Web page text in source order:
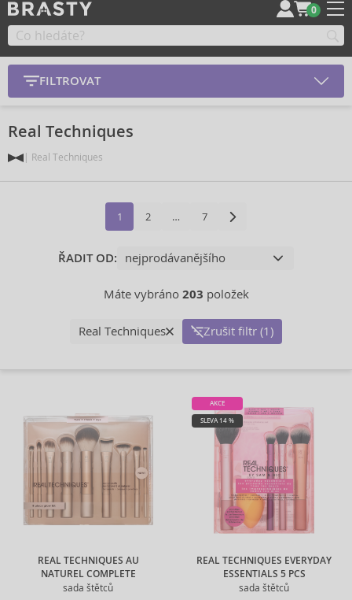
0
FILTROVAT
Real Techniques
Real Techniques
1 2 … 7
ŘADIT OD:
Máte vybráno 203 položek
Real Techniques Zrušit filtr (1)
REAL TECHNIQUES AU
NATUREL COMPLETE
sada štětců
REAL TECHNIQUES EVERYDAY
ESSENTIALS 5 PCS
sada štětců
AKCE
SLEVA 14 %